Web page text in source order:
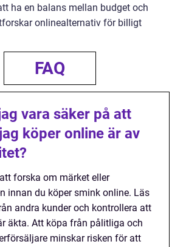
ha en balans mellan budget och
onlinealternativ för billigt
FAQ
vara säker på att
köper online är av
forska om märket eller
innan du köper smink online. Läs
andra kunder och kontrollera att
äkta. Att köpa från pålitliga och
minskar risken för att